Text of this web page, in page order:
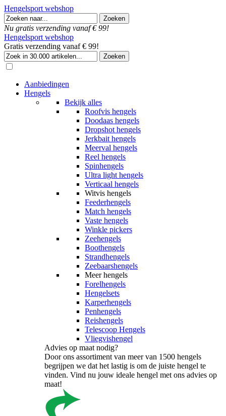
Hengelsport webshop
Nu gratis verzending vanaf € 99!
Hengelsport webshop
Gratis verzending vanaf € 99!
Aanbiedingen
Hengels
Bekijk alles
Roofvis hengels
Doodaas hengels
Dropshot hengels
Jerkbait hengels
Meerval hengels
Reel hengels
Spinhengels
Ultra light hengels
Verticaal hengels
Witvis hengels
Feederhengels
Match hengels
Vaste hengels
Winkle pickers
Zeehengels
Boothengels
Strandhengels
Zeebaarshengels
Meer hengels
Forelhengels
Hengelsets
Karperhengels
Penhengels
Reishengels
Telescoop Hengels
Vliegvishengel
Advies op maat nodig?
Door ons assortiment van meer van 1500 hengels
begrijpen we dat het lastig is om de juiste hengel te
vinden. Vind nu jouw ideale hengel met ons advies op
maat!